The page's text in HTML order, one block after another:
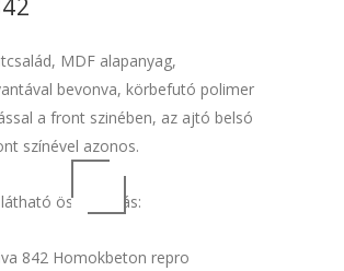
MDF alapanyag,
bevonva, körbefutó polimer
a front szinében, az ajtó belsó
színével azonos.
összeállítás:
842 Homokbeton repro